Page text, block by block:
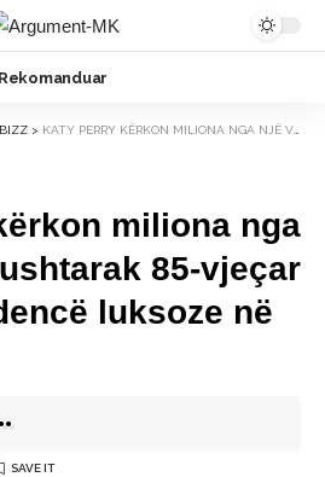
Rekomanduar
> KATY PERRY KËRKON MILIONA NGA NJË VETERAN USHTARAK 85-VJEÇAR PËR NJË REZIDENCË LUKSOZE NË KALIFORNI
miliona nga
85-vjeçar
luksoze në